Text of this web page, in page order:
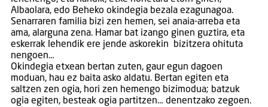
Albaolara, edo Beheko okindegia bezala ezagunagoa.
Senarraren familia bizi zen hemen, sei anaia-arreba eta
ama, alarguna zena. Hamar bat izango ginen guztira, eta
eskerrak lehendik ere jende askorekin bizitzera ohituta
nengoen…
Okindegia etxean bertan zuten, gaur egun dagoen
moduan, hau ez baita asko aldatu. Bertan egiten eta
saltzen zen ogia, hori zen hemengo bizimodua; batzuk
ogia egiten, besteak ogia partitzen… denentzako zegoen.